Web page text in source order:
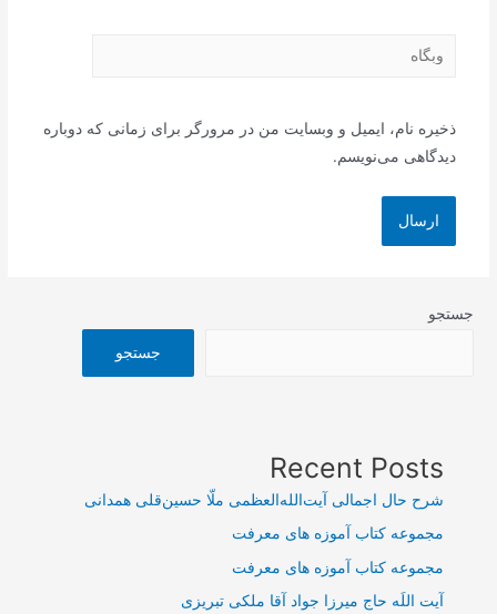
وبگاه
ذخیره نام، ایمیل و وبسایت من در مرورگر برای زمانی که دوباره
دیدگاهی می‌نویسم.
جستجو
جستجو
Recent Posts
شرح حال اجمالی آیت‌الله‌العظمی ملّا حسین‌قلی همدانی
مجموعه کتاب آموزه های معرفت
مجموعه کتاب آموزه های معرفت
آیت اللَه حاج میرزا جواد آقا ملکی تبریزی